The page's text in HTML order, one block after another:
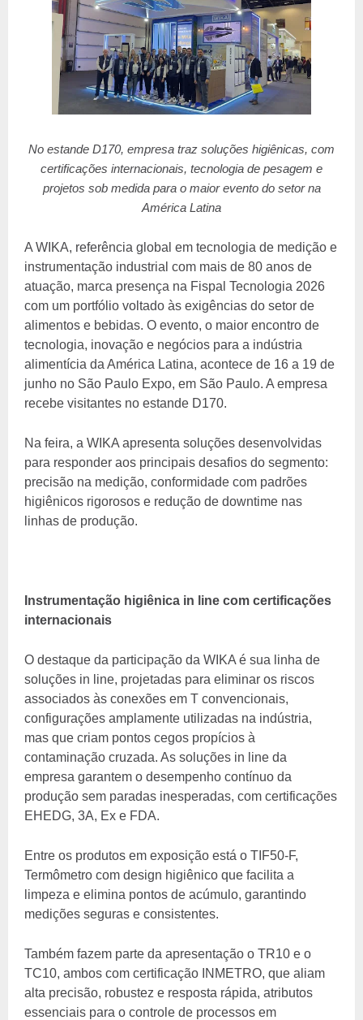
No estande D170, empresa traz soluções higiênicas, com
certificações internacionais, tecnologia de pesagem e
projetos sob medida para o maior evento do setor na
América Latina
A WIKA, referência global em tecnologia de medição e
instrumentação industrial com mais de 80 anos de
atuação, marca presença na Fispal Tecnologia 2026
com um portfólio voltado às exigências do setor de
alimentos e bebidas. O evento, o maior encontro de
tecnologia, inovação e negócios para a indústria
alimentícia da América Latina, acontece de 16 a 19 de
junho no São Paulo Expo, em São Paulo. A empresa
recebe visitantes no estande D170.
Na feira, a WIKA apresenta soluções desenvolvidas
para responder aos principais desafios do segmento:
precisão na medição, conformidade com padrões
higiênicos rigorosos e redução de downtime nas
linhas de produção.
Instrumentação higiênica in line com certificações
internacionais
O destaque da participação da WIKA é sua linha de
soluções in line, projetadas para eliminar os riscos
associados às conexões em T convencionais,
configurações amplamente utilizadas na indústria,
mas que criam pontos cegos propícios à
contaminação cruzada. As soluções in line da
empresa garantem o desempenho contínuo da
produção sem paradas inesperadas, com certificações
EHEDG, 3A, Ex e FDA.
Entre os produtos em exposição está o TIF50-F,
Termômetro com design higiênico que facilita a
limpeza e elimina pontos de acúmulo, garantindo
medições seguras e consistentes.
Também fazem parte da apresentação o TR10 e o
TC10, ambos com certificação INMETRO, que aliam
alta precisão, robustez e resposta rápida, atributos
essenciais para o controle de processos em